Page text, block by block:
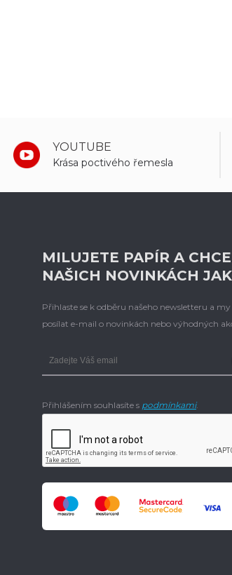
YOUTUBE
Krása poctivého řemesla
MILUJETE PAPÍR A
NAŠICH NOVINKÁCH
Přihlaste se k odběru našeho newsletteru a
posílat e-mail o novinkách nebo výhodných
Přihlášením souhlasíte s podmínkami.